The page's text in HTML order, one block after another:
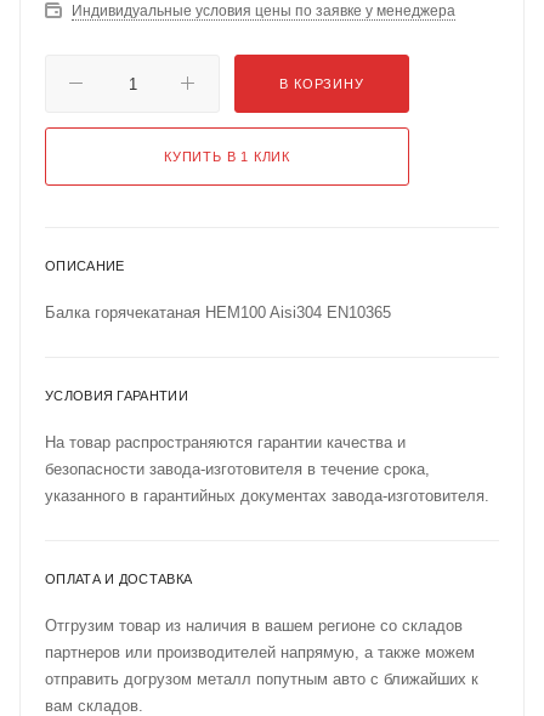
Индивидуальные условия цены по заявке у менеджера
В КОРЗИНУ
КУПИТЬ В 1 КЛИК
ОПИСАНИЕ
Балка горячекатаная HEM100 Aisi304 EN10365
УСЛОВИЯ ГАРАНТИИ
На товар распространяются гарантии качества и
безопасности завода-изготовителя в течение срока,
указанного в гарантийных документах завода-изготовителя.
ОПЛАТА И ДОСТАВКА
Отгрузим товар из наличия в вашем регионе со складов
партнеров или производителей напрямую, а также можем
отправить догрузом металл попутным авто с ближайших к
вам складов.